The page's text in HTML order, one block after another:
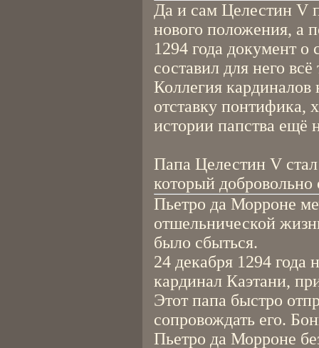
Да и сам Целестин V
нового положения, а
1294 года документ о
составил для него
Коллегия кардиналов
отставку понтифика,
истории папства ещё
Папа Целестин V
который добровольно
Пьетро да Морроне
отшельнической
было сбыться.
24 декабря 1294
кардинал Каэтани,
Этот папа быстро
сопровождать его.
Пьетро да Морроне